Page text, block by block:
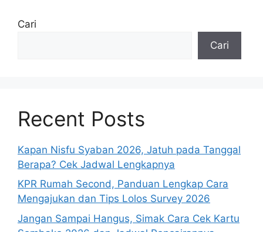
Cari
Cari
Recent Posts
Kapan Nisfu Syaban 2026, Jatuh pada Tanggal
Berapa? Cek Jadwal Lengkapnya
KPR Rumah Second, Panduan Lengkap Cara
Mengajukan dan Tips Lolos Survey 2026
Jangan Sampai Hangus, Simak Cara Cek Kartu